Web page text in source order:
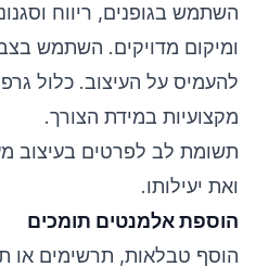
השתמש בגופנים, ריווח
ומיקום מדויקים. השתמש
להעמיס על העיצוב. כלול
מקצועיות במידת הצורך.
תשומת לב לפרטים בעיצוב
ואת יעילותו.
הוספת אלמנטים תומכים
הוסף טבלאות, תרשימים או